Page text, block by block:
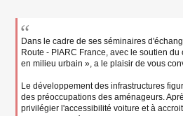
Dans le cadre de ses séminaires
Route - PIARC France, avec le soutien
en milieu urbain », a le plaisir de vous
Le développement des infrastructures
des préoccupations des aménageurs.
privilégier l'accessibilité voiture et à